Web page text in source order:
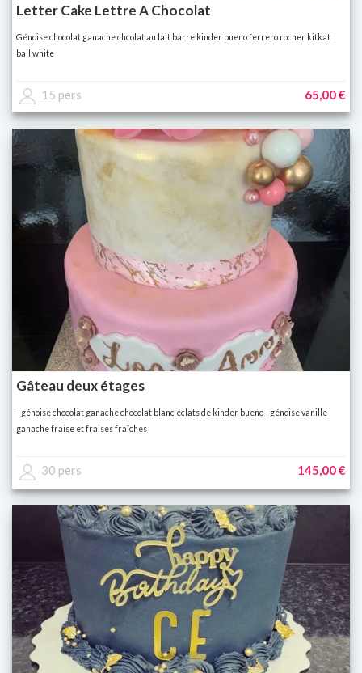
Letter Cake Lettre A Chocolat
Génoise chocolat ganache chcolat au lait barre kinder bueno ferrero rocher kitkat
ball white
15 pers 65,00 €
Gâteau deux étages
- génoise chocolat ganache chocolat blanc éclats de kinder bueno - génoise vanille
ganache fraise et fraises fraîches
30 pers 145,00 €